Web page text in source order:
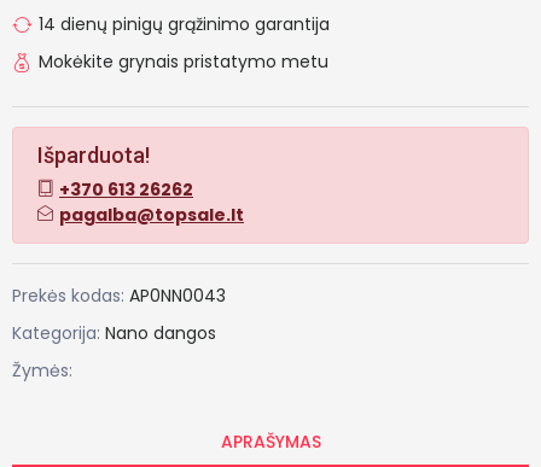
14 dienų pinigų grąžinimo garantija
Mokėkite grynais pristatymo metu
Išparduota!
+370 613 26262
pagalba@topsale.lt
Prekės kodas: AP0NN0043
Kategorija: Nano dangos
Žymės:
APRAŠYMAS